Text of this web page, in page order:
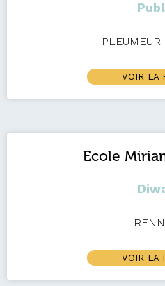
VOIR LA
Ecole
VOIR LA